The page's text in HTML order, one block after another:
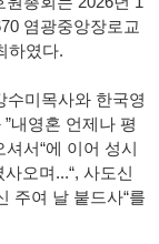
염광중앙장로교
하였다.
수미목사와 한국영
”내영혼 언제나 평
셔서“에 이어 성시
오며 ...“, 사도신
주여 날 붙드사“를